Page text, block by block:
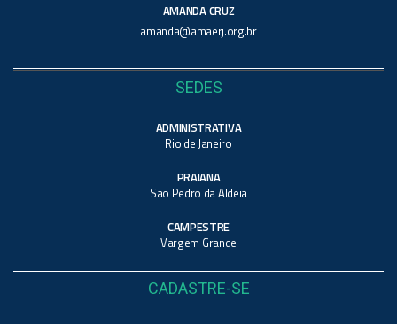
AMANDA CRUZ
amanda@amaerj.org.br
SEDES
ADMINISTRATIVA
Rio de Janeiro
PRAIANA
São Pedro da Aldeia
CAMPESTRE
Vargem Grande
CADASTRE-SE